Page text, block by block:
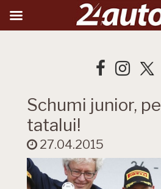
Schumi junior,
tatalui!
27.04.2015